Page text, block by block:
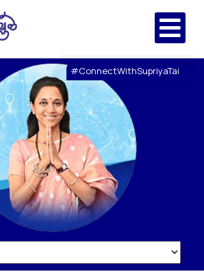
#ConnectWithSupriyaTai